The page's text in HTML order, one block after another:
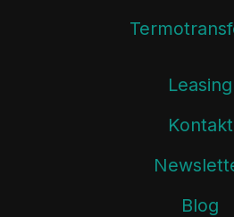
Leasing
Kontakt
Blog